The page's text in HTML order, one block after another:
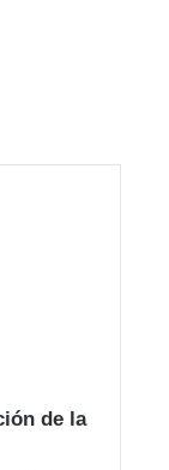
de la